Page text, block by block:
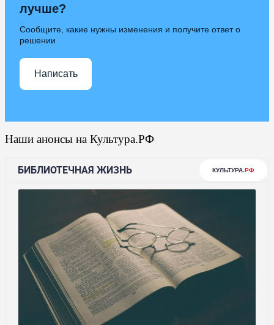
лучше?
Сообщите, какие нужны изменения и получите ответ о
решении
Написать
Наши анонсы на Культура.РФ